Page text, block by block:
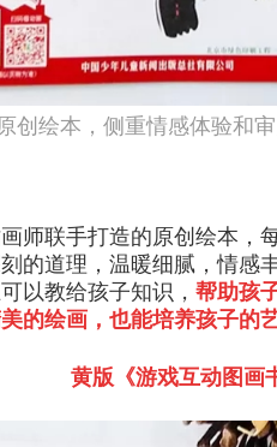
创绘本，侧重情感体验和
师联手打造的原创绘本，
的道理，温暖细腻，情感
以教给孩子知识， 帮助孩
的绘画，也能培养孩子的
黄版《游戏互动图画